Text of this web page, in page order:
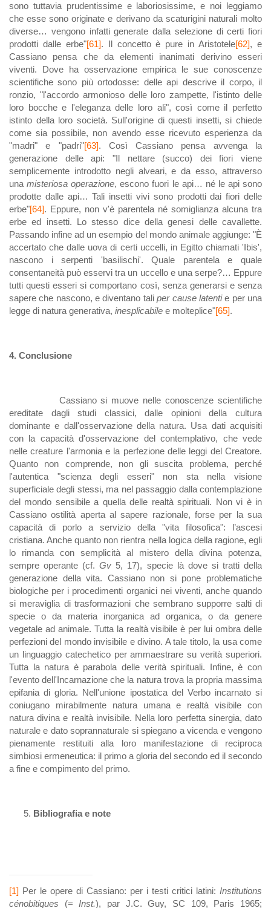
sono tuttavia prudentissime e laboriosissime, e noi leggiamo
che esse sono originate e derivano da scaturigini naturali molto
diverse… vengono infatti generate dalla selezione di certi fiori
prodotti dalle erbe"[61]. Il concetto è pure in Aristotele[62], e
Cassiano pensa che da elementi inanimati derivino esseri
viventi. Dove ha osservazione empirica le sue conoscenze
scientifiche sono più ortodosse: delle api descrive il corpo, il
ronzio, "l'accordo armonioso delle loro zampette, l'istinto delle
loro bocche e l'eleganza delle loro ali", così come il perfetto
istinto della loro società. Sull'origine di questi insetti, si chiede
come sia possibile, non avendo esse ricevuto esperienza da
"madri" e "padri"[63]. Così Cassiano pensa avvenga la
generazione delle api: "Il nettare (succo) dei fiori viene
semplicemente introdotto negli alveari, e da esso, attraverso
unamisteriosa operazione, escono fuori le api… né le api sono
prodotte dalle api… Tali insetti vivi sono prodotti dai fiori delle
erbe"[64]. Eppure, non v'è parentela né somiglianza alcuna tra
erbe ed insetti. Lo stesso dice della genesi delle cavallette.
Passando infine ad un esempio del mondo animale aggiunge: "È
accertato che dalle uova di certi uccelli, in Egitto chiamati 'Ibis',
nascono i serpenti 'basilischi'. Quale parentela e quale
consentaneità può esservi tra un uccello e una serpe?… Eppure
tutti questi esseri si comportano così, senza generarsi e senza
sapere che nascono, e diventano taliper cause latentie per una
legge di natura generativa, inesplicabile e molteplice"[65].
4. Conclusione
Cassiano si muove nelle conoscenze scientifiche
ereditate dagli studi classici, dalle opinioni della cultura
dominante e dall'osservazione della natura. Usa dati acquisiti
con la capacità d'osservazione del contemplativo, che vede
nelle creature l'armonia e la perfezione delle leggi del Creatore.
Quanto non comprende, non gli suscita problema, perché
l'autentica "scienza degli esseri" non sta nella visione
superficiale degli stessi, ma nel passaggio dalla contemplazione
del mondo sensibile a quella delle realtà spirituali. Non vi è in
Cassiano ostilità aperta al sapere razionale, forse per la sua
capacità di porlo a servizio della "vita filosofica": l’ascesi
cristiana. Anche quanto non rientra nella logica della ragione, egli
lo rimanda con semplicità al mistero della divina potenza,
sempre operante (cf.Gv 5, 17), specie là dove si tratti della
generazione della vita. Cassiano non si pone problematiche
biologiche per i procedimenti organici nei viventi, anche quando
si meraviglia di trasformazioni che sembrano supporre salti di
specie o da materia inorganica ad organica, o da genere
vegetale ad animale. Tutta la realtà visibile è per lui ombra delle
perfezioni del mondo invisibile e divino. A tale titolo, la usa come
un linguaggio catechetico per ammaestrare su verità superiori.
Tutta la natura è parabola delle verità spirituali. Infine, è con
l'evento dell'Incarnazione che la natura trova la propria massima
epifania di gloria. Nell'unione ipostatica del Verbo incarnato si
coniugano mirabilmente natura umana e realtà visibile con
natura divina e realtà invisibile. Nella loro perfetta sinergia, dato
naturale e dato soprannaturale si spiegano a vicenda e vengono
pienamente restituiti alla loro manifestazione di reciproca
simbiosi ermeneutica: il primo a gloria del secondo ed il secondo
a fine e compimento del primo.
Bibliografia e note
[1] Per le opere di Cassiano: per i testi critici latini: Institutions
cénobitiques (= Inst.), par J.C. Guy, SC 109, Paris 1965;